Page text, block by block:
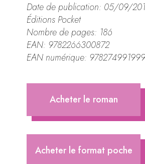
Date de publication: 05/09/
Éditions Pocket
Nombre de pages: 186
EAN: 9782266300872
EAN numérique:
Acheter le roman
Acheter le format poche